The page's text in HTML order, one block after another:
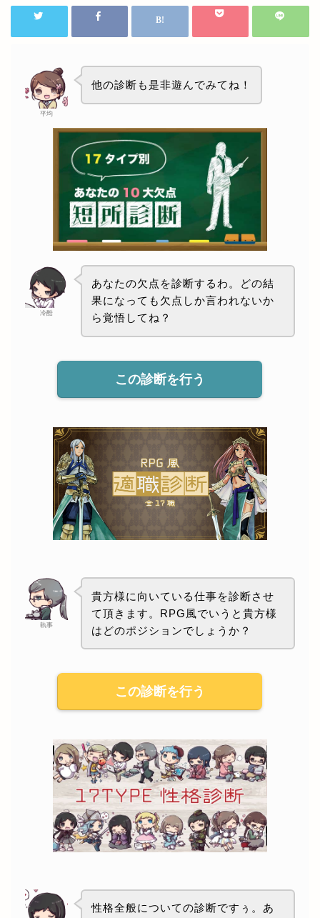
平均
他の診断も是非遊んでみてね！
冷酷
あなたの欠点を診断するわ。どの結
果になっても欠点しか言われないか
ら覚悟してね？
この診断を行う
執事
貴方様に向いている仕事を診断させ
て頂きます。RPG風でいうと貴方様
はどのポジションでしょうか？
この診断を行う
性格全般についての診断ですぅ。あ